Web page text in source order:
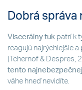
Dobrá správa
Viscerálny tuk patrí k
reagujú najrýchlejšie
(Tchernof & Despres,
tento
váhe hneď nevidíte.